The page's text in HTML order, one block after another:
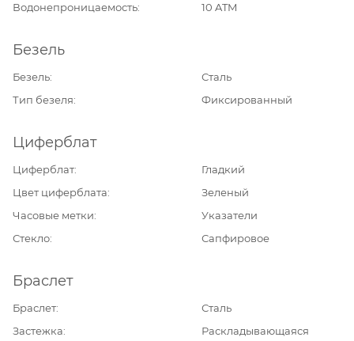
Водонепроницаемость
10 ATM
Безель
Безель
Сталь
Тип безеля
Фиксированный
Циферблат
Циферблат
Гладкий
Цвет циферблата
Зеленый
Часовые метки
Указатели
Стекло
Сапфировое
Браслет
Браслет
Сталь
Застежка
Раскладывающаяся